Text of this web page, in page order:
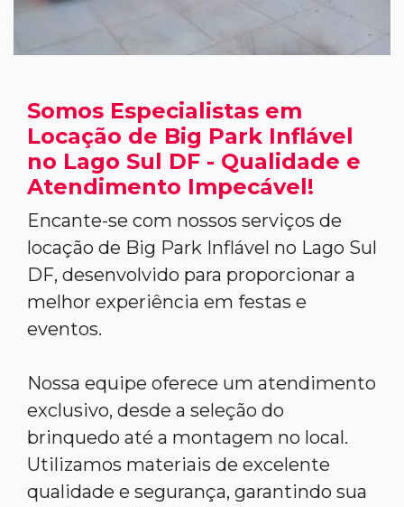
Somos Especialistas em
Locação de Big Park Inflável
no Lago Sul DF - Qualidade e
Atendimento Impecável!
Encante-se com nossos serviços de
locação de Big Park Inflável no Lago Sul
DF, desenvolvido para proporcionar a
melhor experiência em festas e
eventos.
Nossa equipe oferece um atendimento
exclusivo, desde a seleção do
brinquedo até a montagem no local.
Utilizamos materiais de excelente
qualidade e segurança, garantindo sua